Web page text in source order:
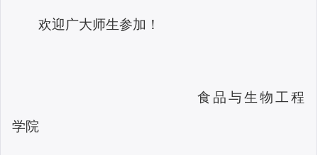
欢迎广大师生参加！
食品与生物工程
学院